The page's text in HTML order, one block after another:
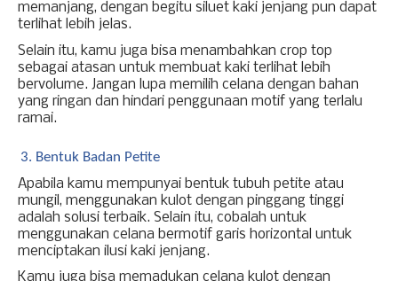
memanjang, dengan begitu siluet kaki jenjang pun dapat
terlihat lebih jelas.
Selain itu, kamu juga bisa menambahkan crop top
sebagai atasan untuk membuat kaki terlihat lebih
bervolume. Jangan lupa memilih celana dengan bahan
yang ringan dan hindari penggunaan motif yang terlalu
ramai.
Bentuk Badan Petite
Apabila kamu mempunyai bentuk tubuh petite atau
mungil, menggunakan kulot dengan pinggang tinggi
adalah solusi terbaik. Selain itu, cobalah untuk
menggunakan celana bermotif garis horizontal untuk
menciptakan ilusi kaki jenjang.
Kamu juga bisa memadukan celana kulot dengan